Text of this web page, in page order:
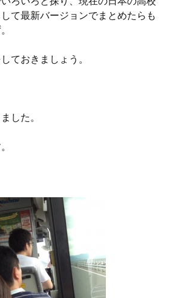
て最新バージョンでまとめたらも
ておきましょう。
した。